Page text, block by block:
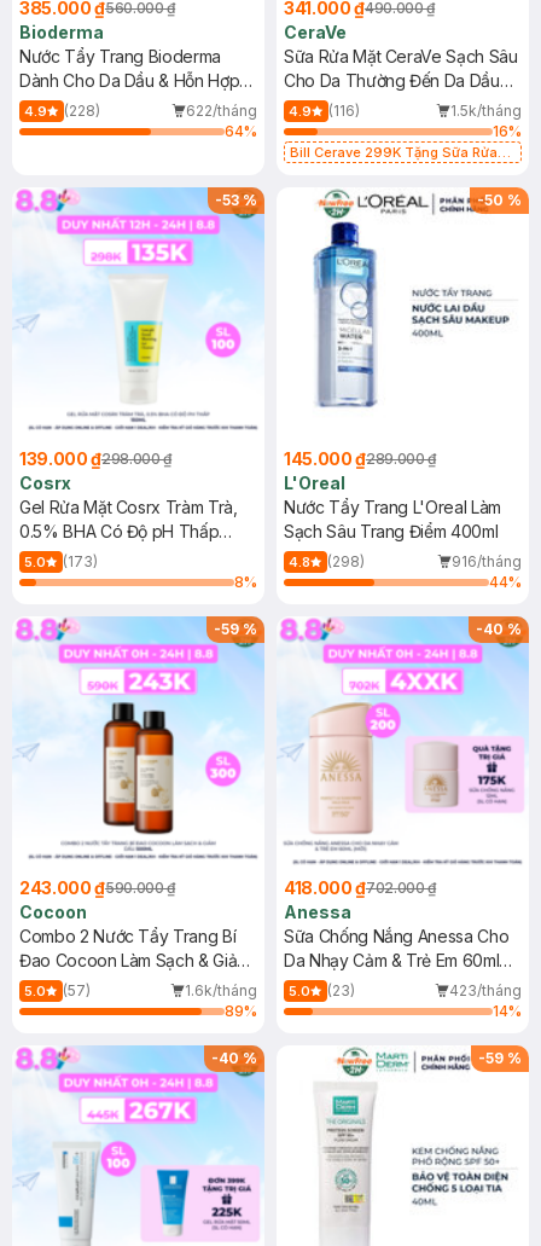
385.000 ₫560.000 ₫
Bioderma
Nước Tẩy Trang Bioderma
Dành Cho Da Dầu & Hỗn Hợp
500ml
4.9 (228)
622/tháng
64%
341.000 ₫490.000 ₫
CeraVe
Sữa Rửa Mặt CeraVe Sạch Sâu
Cho Da Thường Đến Da Dầu
473ml
4.9 (116)
1.5k/tháng
16%
Bill Cerave 299K Tặng Sữa Rửa
-53%
139.000 ₫298.000 ₫
Cosrx
Gel Rửa Mặt Cosrx Tràm Trà,
0.5% BHA Có Độ pH Thấp
150ml
5.0
(173)
8%
-50 %
145.000 ₫289.000 ₫
L'Oreal
Nước Tẩy Trang L'Oreal Làm
Sạch Sâu Trang Điểm 400ml
4.8 (298)
916/tháng
44%
-59%
243.000 ₫590.000 ₫
Cocoon
Combo 2 Nước Tẩy Trang Bí
Đao Cocoon Làm Sạch & Giảm
Dầu 500ml
5.0 (57)
1.6k/tháng
89%
-40%
418.000 ₫702.000 ₫
Anessa
Sữa Chống Nắng Anessa Cho
Da Nhạy Cảm & Trẻ Em 60ml
(Mới)
5.0 (23)
423/tháng
14%
-40% -59 %